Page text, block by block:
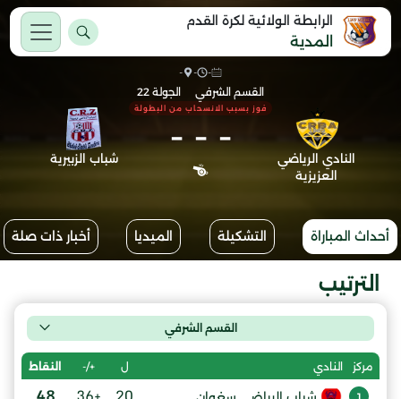
الرابطة الولائية لكرة القدم
المدية
-
-
-
القسم الشرفي
الجولة 22
النادي الرياضي
العزيزية
-
-
-
فوز بسبب الانسحاب من البطولة
شباب الزبيرية
أحداث المباراة التشكيلة الميديا أخبار ذات صلة
الترتيب
القسم الشرفي
مركز النادي ل +/- النقاط